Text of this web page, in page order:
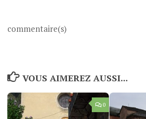
commentaire(s)
VOUS AIMEREZ AUSSI...
0